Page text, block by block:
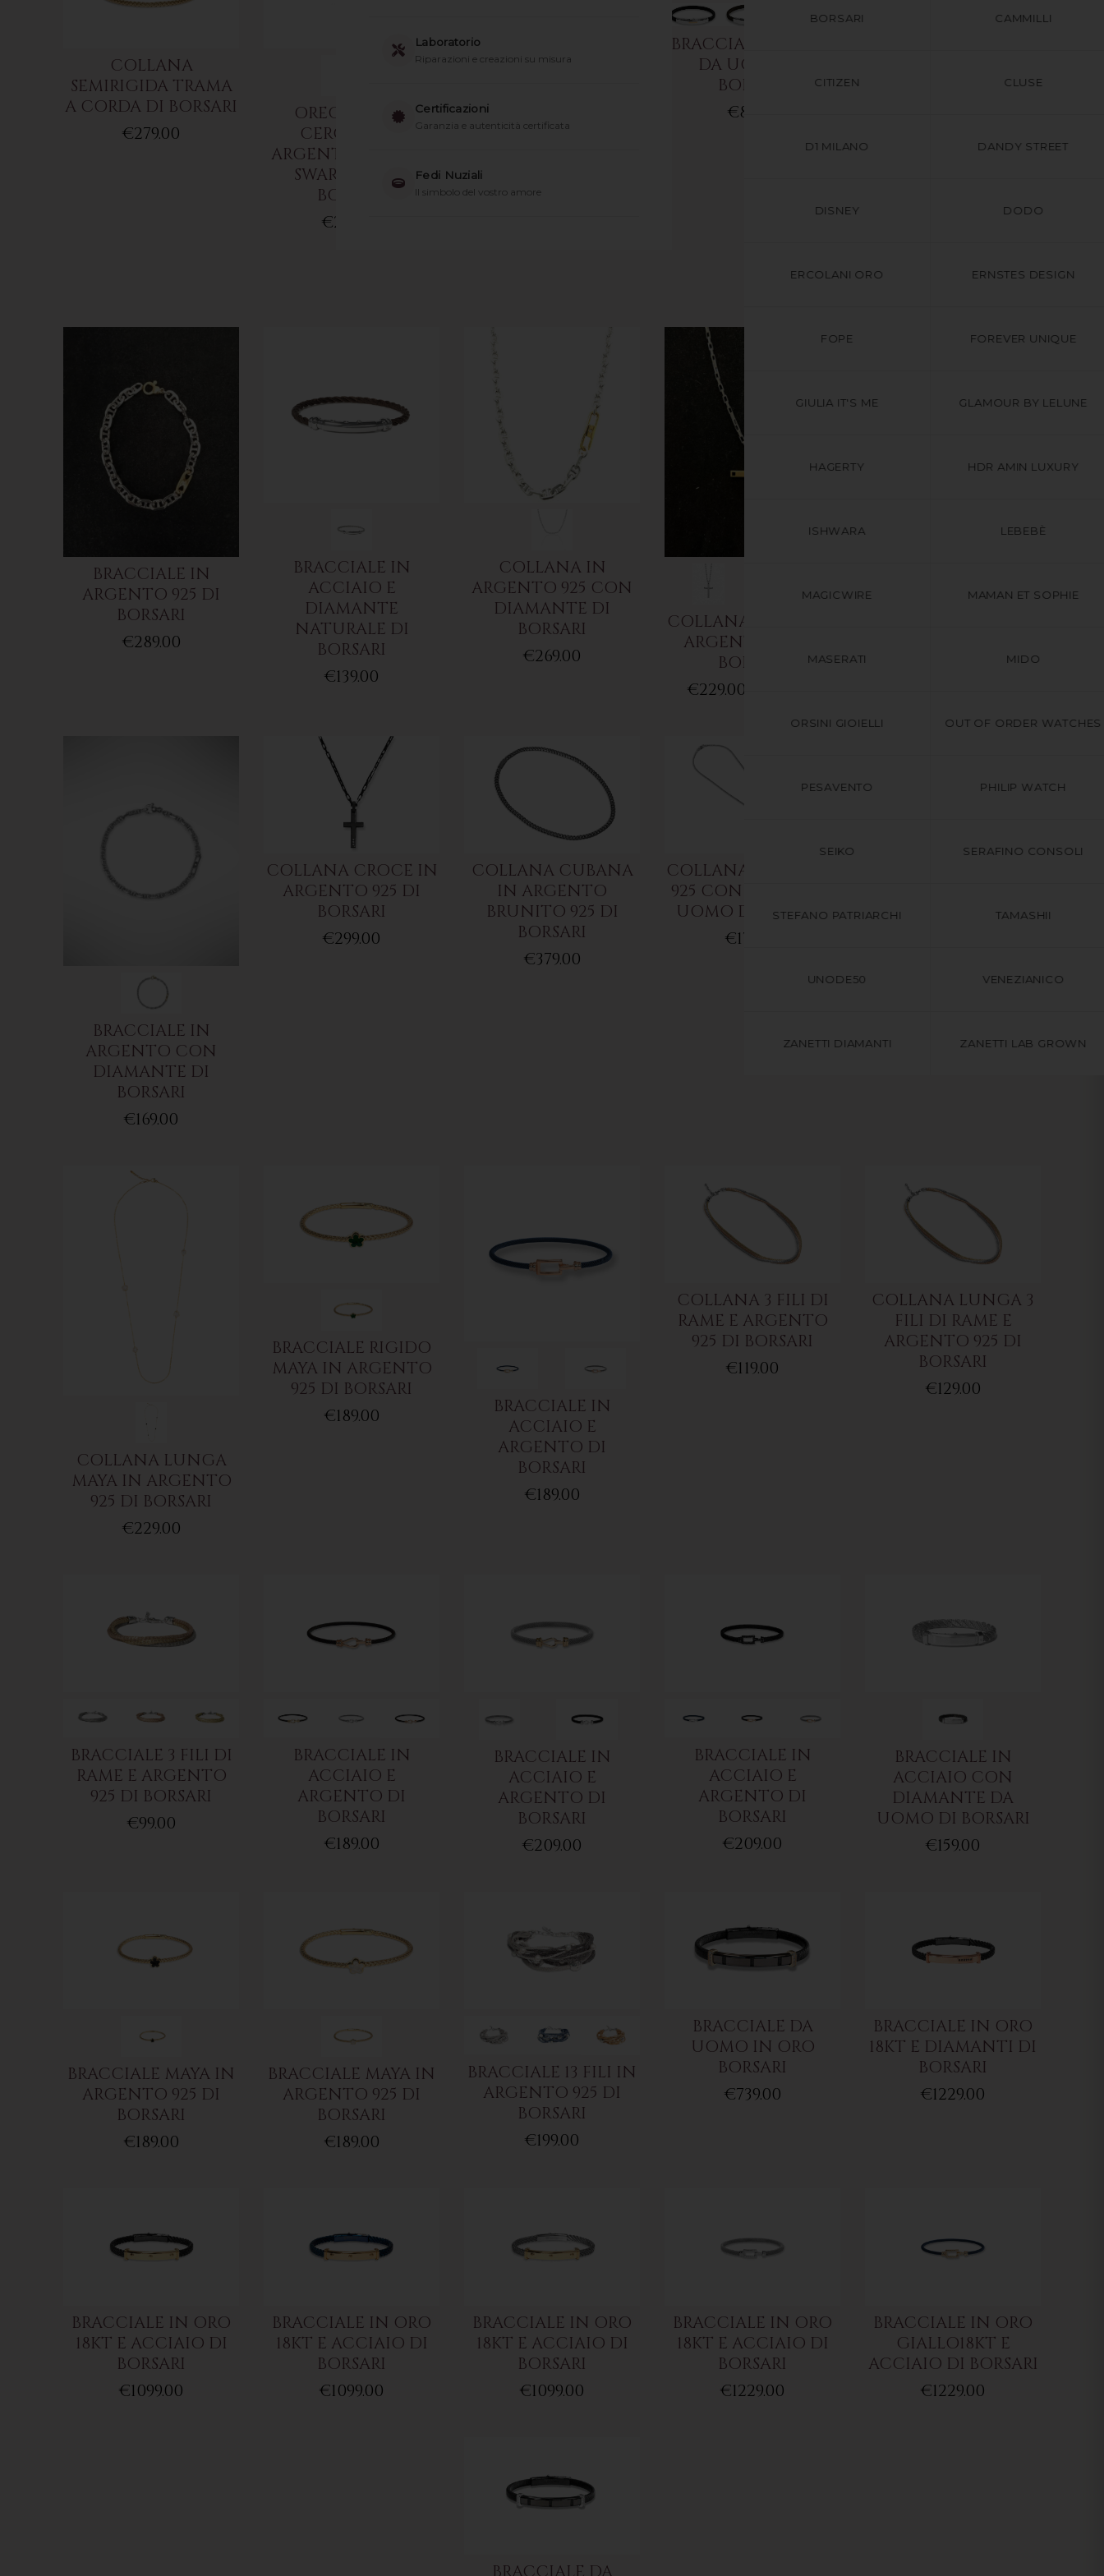
BORSARI CAMMILLI
CITIZEN CLUSE
D1 MILANO DANDY STREET
DISNEY DODO
ERCOLANI ORO ERNSTES DESIGN
FOPE FOREVER UNIQUE
GIULIA IT'S ME GLAMOUR BY LELUNE
HAGERTY HDR AMIN LUXURY
ISHWARA LEBEBÈ
MAGICWIRE MAMAN ET SOPHIE
MASERATI MIDO
ORSINI GIOIELLI OUT OF ORDER WATCHES
PESAVENTO PHILIP WATCH
SEIKO SERAFINO CONSOLI
STEFANO PATRIARCHI TAMASHII
UNODE50 VENEZIANICO
ZANETTI DIAMANTI ZANETTI LAB GROWN
Laboratorio
Riparazioni e creazioni su misura
Certificazioni
Garanzia e autenticità certificata
Fedi Nuziali
Il simbolo del vostro amore
COLLANA
SEMIRIGIDA TRAMA
A CORDA DI BORSARI
€279.00
ORECCHINI A
CERCHIO IN
ARGENTO 925 CON
SWAROVSKI DI
BORSARI
€249.00
CERCHIO IN
€149.00
BRACCIALE REGATA
DA UOMO DI
BORSARI
€89.00
ELEMENTI IN ORO
€159.00
BRACCIALE IN
ARGENTO 925 DI
BORSARI
€289.00
BRACCIALE IN
ACCIAIO E
DIAMANTE
NATURALE DI
BORSARI
€139.00
COLLANA IN
ARGENTO 925 CON
DIAMANTE DI
BORSARI
€269.00
COLLANA CROCE IN
ARGENTO 925 DI
BORSARI
€229.00 - €239.00
BRACCIALE IN
ARGENTO CON
DIAMANTE DI
BORSARI
€169.00
COLLANA CROCE IN
ARGENTO 925 DI
BORSARI
€299.00
COLLANA CUBANA
IN ARGENTO
BRUNITO 925 DI
BORSARI
€379.00
COLLANA ARGENTO
925 CON CROCE DA
UOMO DI BORSARI
€179.00
UOMO DI BORSARI
COLLANA LUNGA
MAYA IN ARGENTO
925 DI BORSARI
€229.00
BRACCIALE RIGIDO
MAYA IN ARGENTO
925 DI BORSARI
€189.00
BRACCIALE IN
ACCIAIO E
ARGENTO DI
BORSARI
€189.00
COLLANA 3 FILI DI
RAME E ARGENTO
925 DI BORSARI
€119.00
COLLANA LUNGA 3
FILI DI RAME E
ARGENTO 925 DI
BORSARI
€129.00
BRACCIALE 3 FILI DI
RAME E ARGENTO
925 DI BORSARI
€99.00
BRACCIALE IN
ACCIAIO E
ARGENTO DI
BORSARI
€189.00
BRACCIALE IN
ACCIAIO E
ARGENTO DI
BORSARI
€209.00
BRACCIALE IN
ACCIAIO E
ARGENTO DI
BORSARI
€209.00
BRACCIALE IN
ACCIAIO CON
DIAMANTE DA
UOMO DI BORSARI
€159.00
BRACCIALE MAYA IN
ARGENTO 925 DI
BORSARI
€189.00
BRACCIALE MAYA IN
ARGENTO 925 DI
BORSARI
€189.00
BRACCIALE 13 FILI IN
ARGENTO 925 DI
BORSARI
€199.00
BRACCIALE DA
UOMO IN ORO
BORSARI
€739.00
BRACCIALE IN ORO
18KT E DIAMANTI DI
BORSARI
€1229.00
BRACCIALE IN ORO
18KT E ACCIAIO DI
BORSARI
€1099.00
BRACCIALE IN ORO
18KT E ACCIAIO DI
BORSARI
€1099.00
BRACCIALE IN ORO
18KT E ACCIAIO DI
BORSARI
€1099.00
BRACCIALE IN ORO
18KT E ACCIAIO DI
BORSARI
€1229.00
BRACCIALE IN ORO
GIALLO18KT E
ACCIAIO DI BORSARI
€1229.00
BRACCIALE DA